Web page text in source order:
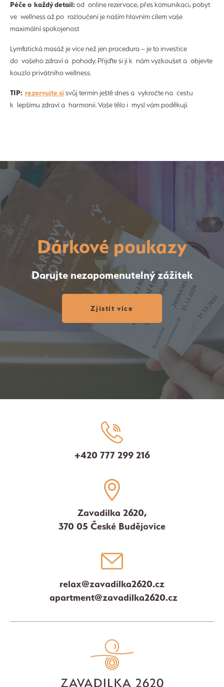
Péče o každý detail: od online rezervace, přes komunikaci, pobyt
ve wellness až po rozloučení je naším hlavním cílem vaše
maximální spokojenost
Lymfatická masáž je více než jen procedura – je to investice
do vašeho zdraví a pohody. Přijďte si ji k nám vyzkoušet a objevte
kouzlo privátního wellness.
TIP: rezervujte si svůj termín ještě dnes a vykročte na cestu
k lepšímu zdraví a harmonii. Vaše tělo i mysl vám poděkují.
Dárkové poukazy
Darujte nezapomenutelný zážitek
Zjistit více
+420 777 299 216
Zavadilka 2620,
370 05 České Budějovice
relax@zavadilka2620.cz
apartment@zavadilka2620.cz